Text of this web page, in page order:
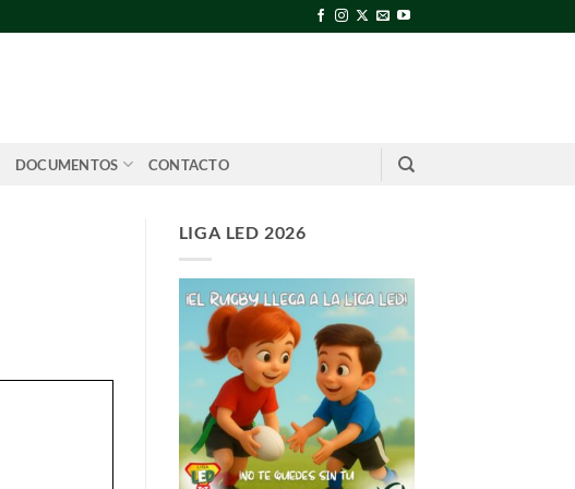
DOCUMENTOS CONTACTO
LIGA LED 2026